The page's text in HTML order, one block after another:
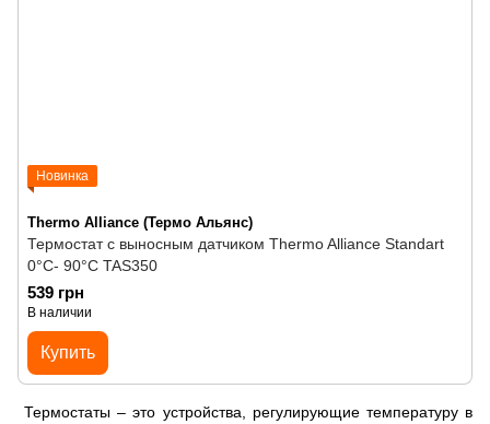
Новинка
Thermo Alliance (Термо Альянс)
Термостат с выносным датчиком Thermo Alliance Standart
0°C- 90°C TAS350
539 грн
В наличии
Купить
Термостаты – это устройства, регулирующие температуру в